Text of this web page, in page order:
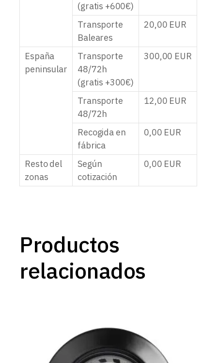
(gratis +600€)
Transporte
Baleares
20,00 EUR
España
peninsular
Transporte
48/72h
(gratis +300€)
300,00 EUR
Transporte
48/72h
12,00 EUR
Recogida en
fábrica
0,00 EUR
Resto del
zonas
Según
cotización
0,00 EUR
Productos
relacionados